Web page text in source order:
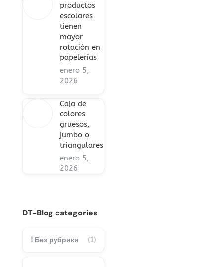
productos
escolares
tienen
mayor
rotación en
papelerías
enero 5,
2026
Caja de
colores
gruesos,
jumbo o
triangulares
enero 5,
2026
DT-Blog categories
! Без рубрики (1)